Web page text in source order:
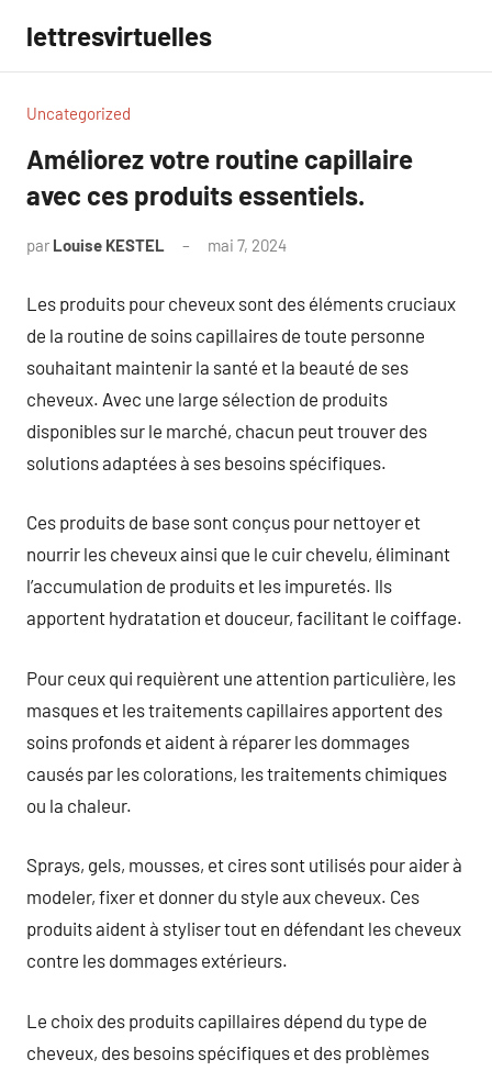
contenu
lettresvirtuelles
Uncategorized
Améliorez votre routine capillaire
avec ces produits essentiels.
par Louise KESTEL mai 7, 2024
Les produits pour cheveux sont des éléments cruciaux
de la routine de soins capillaires de toute personne
souhaitant maintenir la santé et la beauté de ses
cheveux. Avec une large sélection de produits
disponibles sur le marché, chacun peut trouver des
solutions adaptées à ses besoins spécifiques.
Ces produits de base sont conçus pour nettoyer et
nourrir les cheveux ainsi que le cuir chevelu, éliminant
l’accumulation de produits et les impuretés. Ils
apportent hydratation et douceur, facilitant le coiffage.
Pour ceux qui requièrent une attention particulière, les
masques et les traitements capillaires apportent des
soins profonds et aident à réparer les dommages
causés par les colorations, les traitements chimiques
ou la chaleur.
Sprays, gels, mousses, et cires sont utilisés pour aider à
modeler, fixer et donner du style aux cheveux. Ces
produits aident à styliser tout en défendant les cheveux
contre les dommages extérieurs.
Le choix des produits capillaires dépend du type de
cheveux, des besoins spécifiques et des problèmes